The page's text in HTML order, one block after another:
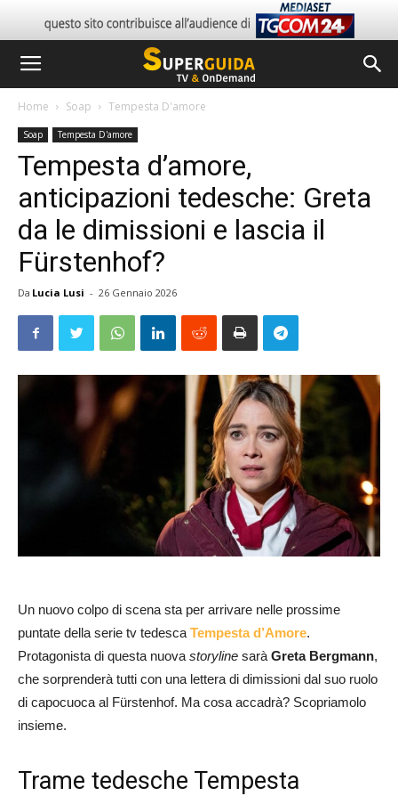
Home Soap Tempesta D'amore
Soap Tempesta D'amore
Tempesta d’amore,
anticipazioni tedesche: Greta
da le dimissioni e lascia il
Fürstenhof?
Da Lucia Lusi - 26 Gennaio 2026
Un nuovo colpo di scena sta per arrivare nelle prossime
puntate della serie tv tedesca Tempesta d’Amore.
Protagonista di questa nuova storyline sarà Greta Bergmann,
che sorprenderà tutti con una lettera di dimissioni dal suo ruolo
di capocuoca al Fürstenhof. Ma cosa accadrà? Scopriamolo
insieme.
Trame tedesche Tempesta